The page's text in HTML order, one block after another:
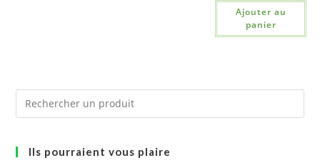
Ajouter au
panier
Ils pourraient vous plaire